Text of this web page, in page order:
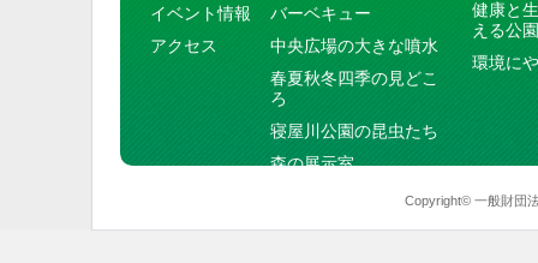
イベント情報
アクセス
バーベキュー
中央広場の大きな噴水
春夏秋冬四季の見どこ
ろ
寝屋川公園の昆虫たち
森の展示室
健康と
える公園
環境に
Copyright© 一般財団